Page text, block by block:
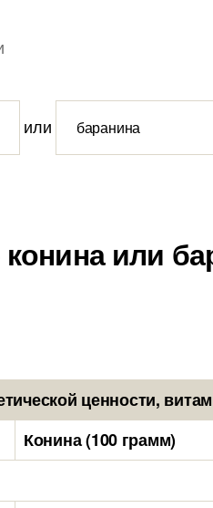
или
или
ценности,
Конина (100 грамм)